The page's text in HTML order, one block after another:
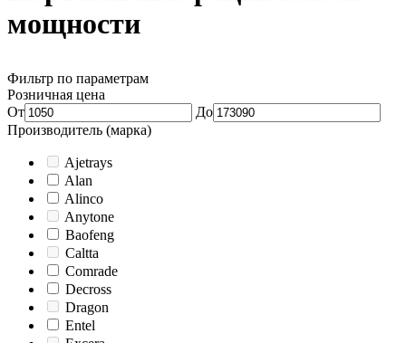
мощности
Фильтр по параметрам
Розничная цена
От
До
Производитель (марка)
Ajetrays
Alan
Alinco
Anytone
Baofeng
Caltta
Comrade
Decross
Dragon
Entel